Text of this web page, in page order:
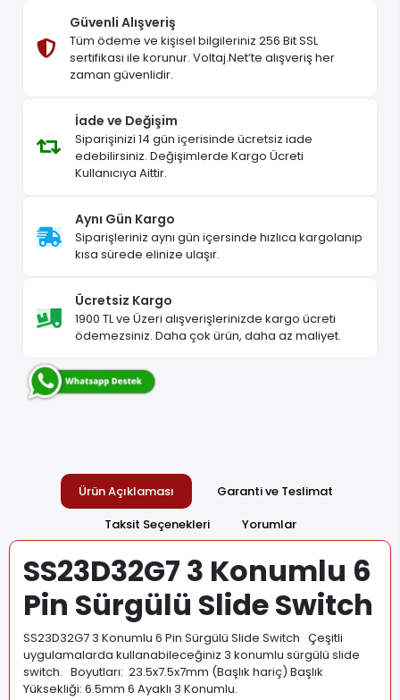
Güvenli Alışveriş
Tüm ödeme ve kişisel bilgileriniz 256 Bit SSL
sertifikası ile korunur. Voltaj.Net’te alışveriş her
zaman güvenlidir.
İade ve Değişim
Siparişinizi 14 gün içerisinde ücretsiz iade
edebilirsiniz. Değişimlerde Kargo Ücreti
Kullanıcıya Aittir.
Aynı Gün Kargo
Siparişleriniz aynı gün içersinde hızlıca kargolanıp
kısa sürede elinize ulaşır.
Ücretsiz Kargo
1900 TL ve Üzeri alışverişlerinizde kargo ücreti
ödemezsiniz. Daha çok ürün, daha az maliyet.
Ürün Açıklaması
Garanti ve Teslimat
Taksit Seçenekleri
Yorumlar
SS23D32G7 3 Konumlu 6
Pin Sürgülü Slide Switch
SS23D32G7 3 Konumlu 6 Pin Sürgülü Slide Switch Çeşitli
uygulamalarda kullanabileceğiniz 3 konumlu sürgülü slide
switch. Boyutları: 23.5x7.5x7mm (Başlık hariç) Başlık
Yüksekliği: 6.5mm 6 Ayaklı 3 Konumlu.